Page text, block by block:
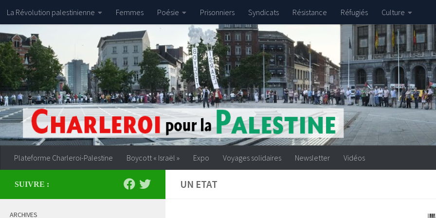
Skip to content
La Révolution palestinienne Femmes Poésie Prisonniers Syndicats Résistance Réfugiés Culture
Plateforme Charleroi-Palestine Boycott « Israël » Expo Voyages solidaires Newsletter Vidéos
UN ETAT
SUIVRE :
ARCHIVES